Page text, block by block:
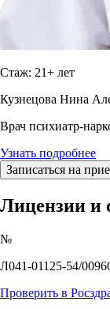
Стаж: 21+ лет
Кузнецова Нина
Врач психиатр-
Узнать подробнее
Записаться на
Лицензии и
№
Л041-01125-54/
Проверить в